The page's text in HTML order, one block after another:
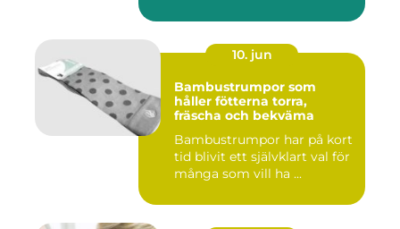
10. jun
Bambustrumpor som
håller fötterna torra,
fräscha och bekväma
Bambustrumpor har på kort
tid blivit ett självklart val för
många som vill ha ...